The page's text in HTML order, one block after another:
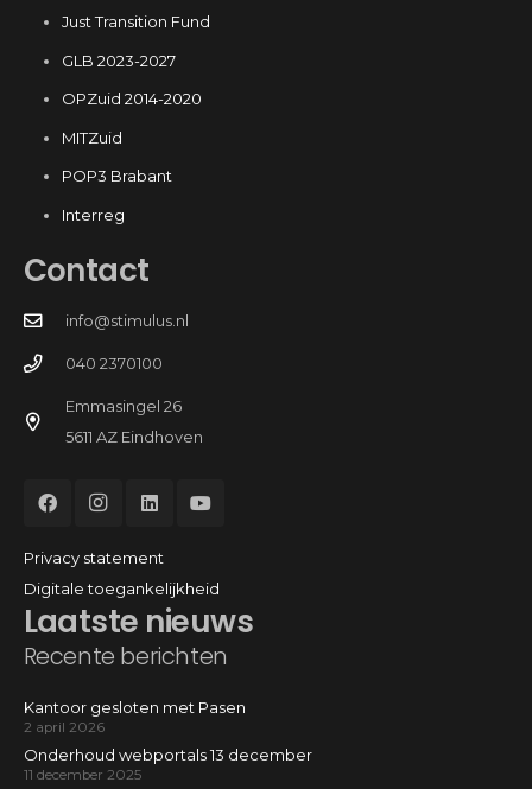
Just Transition Fund
GLB 2023-2027
OPZuid 2014-2020
MITZuid
POP3 Brabant
Interreg
Laatste nieuws
Recente berichten
Kantoor gesloten met Pasen
2 april 2026
Onderhoud webportals 13 december
11 december 2025
Contact
info@stimulus.nl
040 2370100
Emmasingel 26
5611 AZ Eindhoven
Privacy statement
Digitale toegankelijkheid